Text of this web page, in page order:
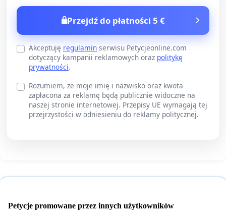
Przejdź do płatności 5 €
Akceptuję regulamin serwisu Petycjeonline.com
dotyczący kampanii reklamowych oraz politykę
prywatności.
Rozumiem, że moje imię i nazwisko oraz kwota
zapłacona za reklamę będą publicznie widoczne na
naszej stronie internetowej. Przepisy UE wymagają tej
przejrzystości w odniesieniu do reklamy politycznej.
Petycje promowane przez innych użytkowników